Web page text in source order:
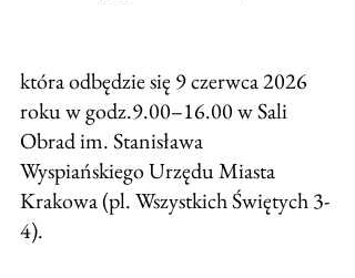
która odbędzie się 9 czerwca 2026
roku w godz.9.00–16.00 w Sali
Obrad im. Stanisława
Wyspiańskiego Urzędu Miasta
Krakowa (pl. Wszystkich Świętych 3-
4).